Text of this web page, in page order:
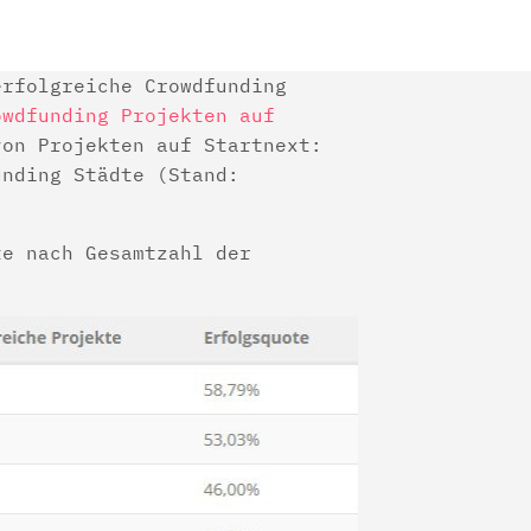
Crowdfunding
Projekten auf
Projekten auf Startnext:
Städte (Stand:
nach Gesamtzahl der